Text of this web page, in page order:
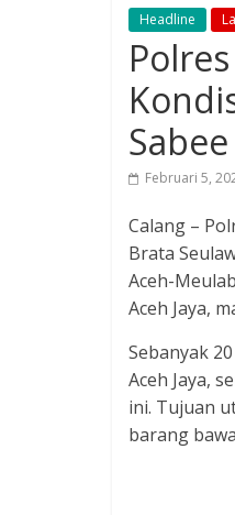
Headline
Sabee
Februari 5,
Calang –
Brata
Aceh-
Aceh Jaya,
Sebanyak
Aceh Jaya,
ini. Tujuan
barang